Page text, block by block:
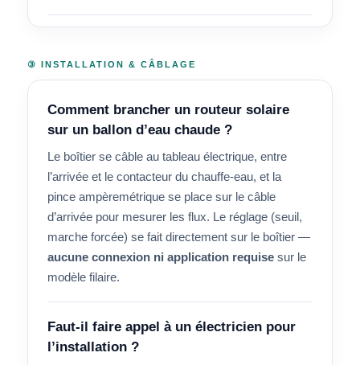
③ INSTALLATION & CÂBLAGE
Comment brancher un routeur solaire
sur un ballon d’eau chaude ?
Le boîtier se câble au tableau électrique, entre
l’arrivée et le contacteur du chauffe-eau, et la
pince ampèremétrique se place sur le câble
d’arrivée pour mesurer les flux. Le réglage (seuil,
marche forcée) se fait directement sur le boîtier —
aucune connexion ni application requise sur le
modèle filaire.
Faut-il faire appel à un électricien pour
l’installation ?